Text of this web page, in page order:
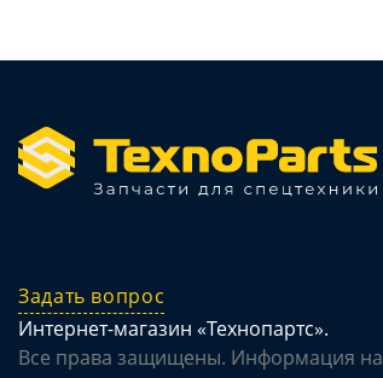
Задать вопрос
Интернет-магазин «Технопартс».
Все права защищены. Информация на